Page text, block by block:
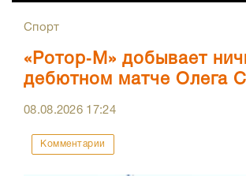
Спорт
«Ротор‑М» добывает
дебютном матче Олега
08.08.2026 17:24
Комментарии